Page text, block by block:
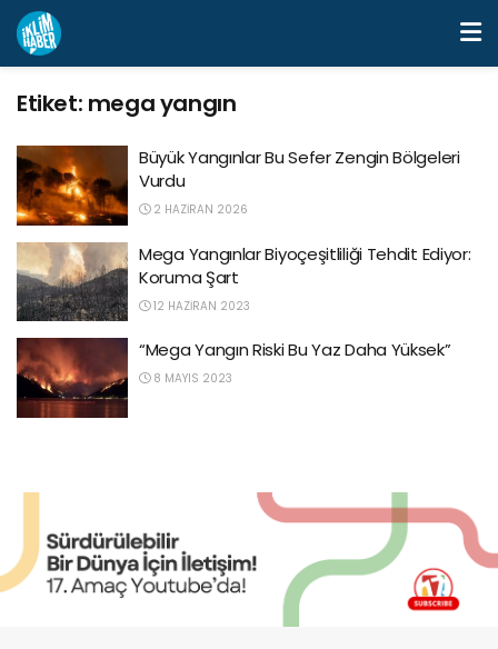
Etiket: mega yangın
Büyük Yangınlar Bu Sefer Zengin Bölgeleri
Vurdu
2 HAZIRAN 2026
Mega Yangınlar Biyoçeşitliliği Tehdit Ediyor:
Koruma Şart
12 HAZIRAN 2023
“Mega Yangın Riski Bu Yaz Daha Yüksek”
8 MAYIS 2023